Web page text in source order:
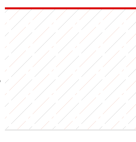
DISKUTÉRA NA RADIOTV
STARŠÍCH DISKUZÍ